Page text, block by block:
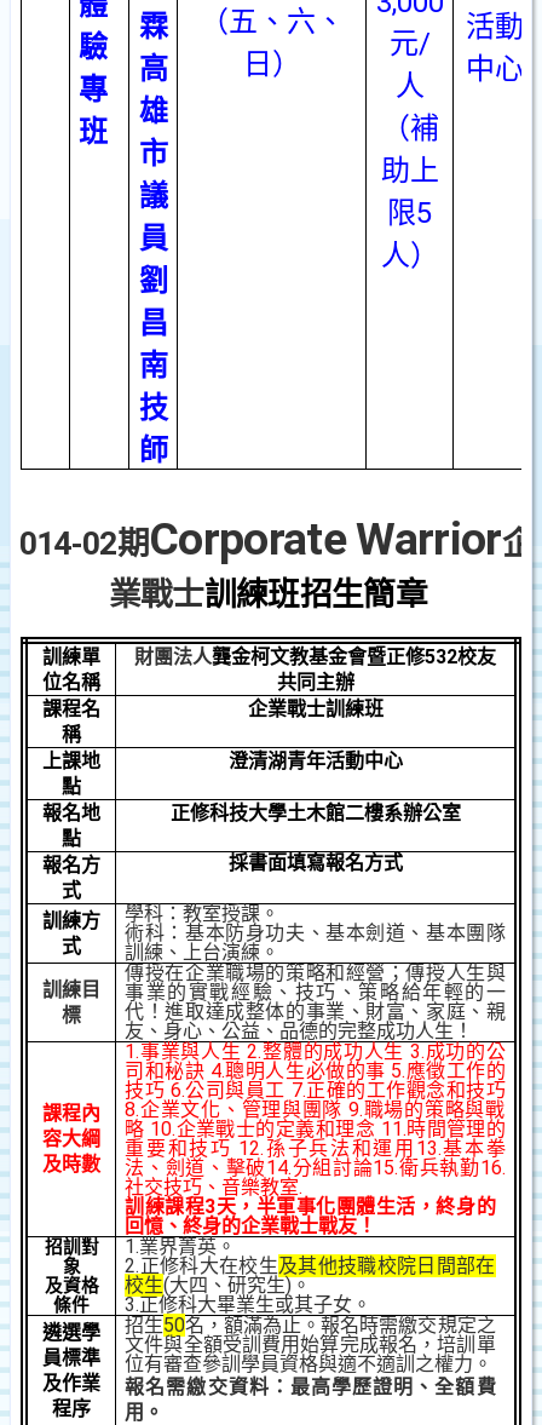
驗
專
班
霖
高
雄
市
議
員
劉
昌
南
技
師
（五、六、
日）
元/
人
（補
助上
限5
人）
活動
中心
2014-02期Corporate Warrior企
業戰士訓練班招生簡章
訓練單
位名稱
財團法人龔金柯文教基金會暨正修532校友
共同主辦
課程名
稱
企業戰士訓練班
上課地
點
澄清湖青年活動中心
報名地
點
正修科技大學土木館二樓系辦公室
報名方
式
採書面填寫報名方式
訓練方
式
學科：教室授課。
術科：基本防身功夫、基本劍道、基本團隊
訓練、上台演練。
訓練目
標
傳授在企業職場的策略和經營；傳授人生與
事業的實戰經驗、技巧、策略給年輕的一
代！進取達成整体的事業、財富、家庭、親
友、身心、公益、品德的完整成功人生！
課程內
容大綱
及時數
1.事業與人生 2.整體的成功人生 3.成功的公
司和秘訣 4.聰明人生必做的事 5.應徵工作的
技巧 6.公司與員工 7.正確的工作觀念和技巧
8.企業文化、管理與團隊 9.職場的策略與戰
略 10.企業戰士的定義和理念 11.時間管理的
重要和技巧 12.孫子兵法和運用 13.基本拳
法、劍道、擊破14.分組討論15.衛兵執勤16.
社交技巧、音樂教室.
訓練課程3天 ， 半軍事化團體生活，終身的
回憶、終身的企業戰士戰友 ！
招訓對
象
及資格
條件
1.業界菁英。
2.正修科大在校生及其他技職校院日間部在
校生(大四、研究生)。
3.正修科大畢業生或其子女。
遴選學
員標準
及作業
程序
招生50名，額滿為止。報名時需繳交規定之
文件與全額受訓費用始算完成報名，培訓單
位有審查參訓學員資格與適不適訓之權力。
報名需繳交資料：最高學歷證明、全額費
用。